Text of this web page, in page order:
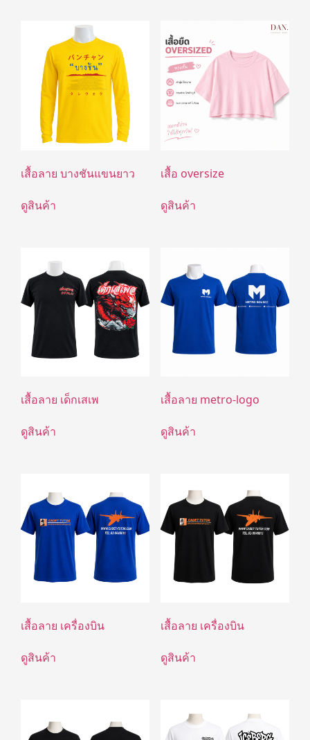
เสื้อลาย บางชันแขนยาว
ดูสินค้า
เสื้อ oversize
ดูสินค้า
เสื้อลาย เด็กเสเพ
ดูสินค้า
เสื้อลาย metro-logo
ดูสินค้า
เสื้อลาย เครื่องบิน
ดูสินค้า
เสื้อลาย เครื่องบิน
ดูสินค้า